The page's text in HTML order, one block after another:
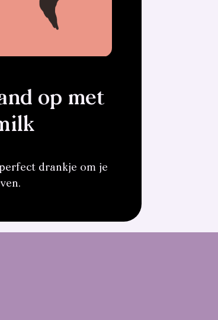
op met
drankje om je